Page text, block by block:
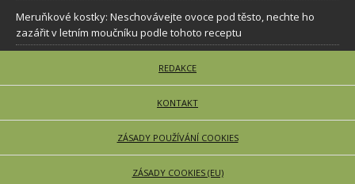
Meruňkové kostky: Neschovávejte ovoce pod těsto, nechte ho
zazářit v letním moučníku podle tohoto receptu
REDAKCE
KONTAKT
ZÁSADY POUŽÍVÁNÍ COOKIES
ZÁSADY COOKIES (EU)